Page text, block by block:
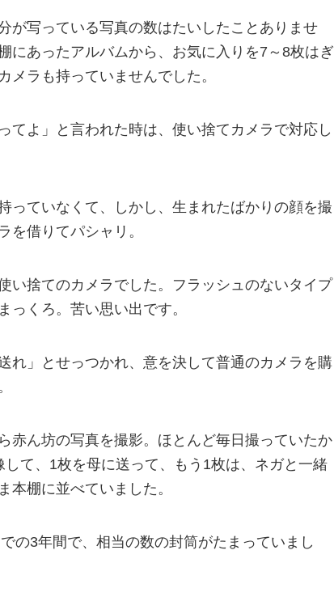
が写っている写真の数はたいしたことありませ
にあったアルバムから、お気に入りを7～8枚はぎ
メラも持っていませんでした。
てよ」と言われた時は、使い捨てカメラで対応し
っていなくて、しかし、生まれたばかりの顔を撮
を借りてパシャリ。
い捨てのカメラでした。フラッシュのないタイプ
っくろ。苦い思い出です。
れ」とせっつかれ、意を決して普通のカメラを購
赤ん坊の写真を撮影。ほとんど毎日撮っていたか
て、1枚を母に送って、もう1枚は、ネガと一緒
本棚に並べていました。
の3年間で、相当の数の封筒がたまっていまし